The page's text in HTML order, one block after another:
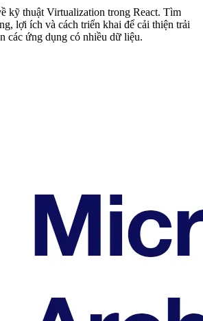
kỹ thuật Virtualization trong React. Tìm
lợi ích và cách triển khai để cải thiện trải
các ứng dụng có nhiều dữ liệu.